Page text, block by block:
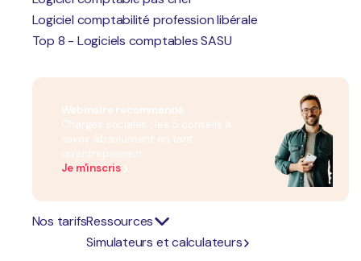
Logiciel comptabilité profession libérale
Top 8 - Logiciels comptables SASU
Webinaire recommandé
Charges sociales : les 5 conseils à
savoir absolument en tant
qu'entrepreneur
Je m'inscris
Nos tarifsRessources
Simulateurs et calculateurs
L'offre Orus
10% sur les 12 premiers mois
(Excepté pour les artisans du BTP)
Les avantagesde Orus